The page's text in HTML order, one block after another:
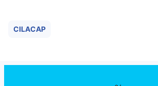
CILACAP